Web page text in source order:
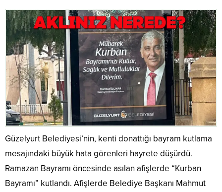
Güzelyurt Belediyesi’nin, kenti donattığı bayram kutlama
mesajındaki büyük hata görenleri hayrete düşürdü.
Ramazan Bayramı öncesinde asılan afişlerde “Kurban
Bayramı” kutlandı. Afişlerde Belediye Başkanı Mahmut